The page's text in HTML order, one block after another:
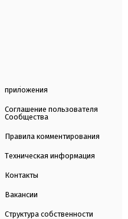
приложения
Соглашение пользователя
Сообщества
Правила комментирования
Техническая информация
Контакты
Вакансии
Структура собственности